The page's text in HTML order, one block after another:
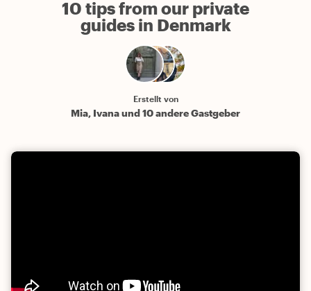
10 tips from our private
guides in Denmark
Erstellt von
Mia, Ivana und 10 andere Gastgeber